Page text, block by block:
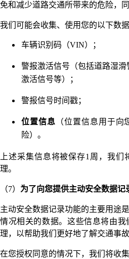
免和减少道路交通所带来的危险，
我们可能会收集、使用您的以下数据
车辆识别码（VIN）；
警报激活信号（包括道路湿
激活信号等）；
警报信号时间戳；
位置信息 （位置信息用于
险）。
上述采集信息将被保存1周，我们
理。
（7） 为了向您提供主动安全数据记
主动安全数据记录功能的主要用途
情况相关的数据。这些信息将由
理，以帮助我们更好地了解交通事
在您授权同意的情况下，我们将收